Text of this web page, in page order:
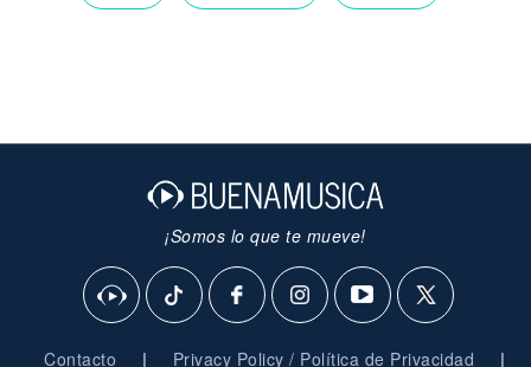
¡Somos lo que te mueve!
Contacto | Privacy Policy / Política de Privacidad |